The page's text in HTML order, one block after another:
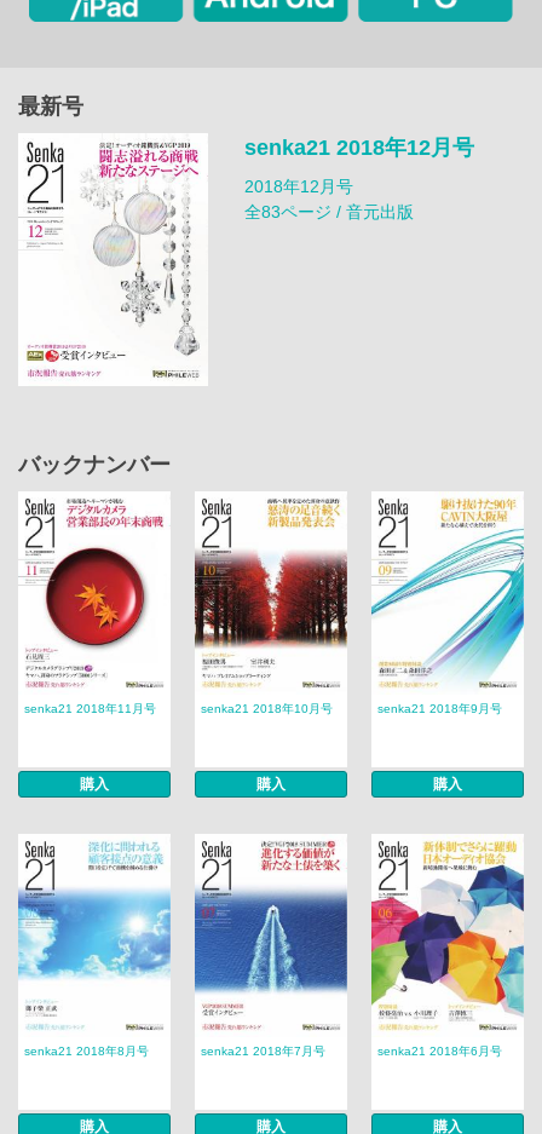
最新号
senka21 2018年12月号
2018年12月号
全83ページ / 音元出版
バックナンバー
senka21 2018年11月号
購入
senka21 2018年10月号
購入
senka21 2018年9月号
購入
senka21 2018年8月号
購入
senka21 2018年7月号
購入
senka21 2018年6月号
購入